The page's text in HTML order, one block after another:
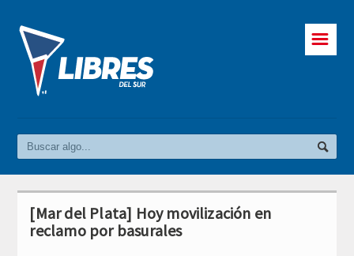
☰
[Mar del Plata] Hoy movilización en
reclamo por basurales